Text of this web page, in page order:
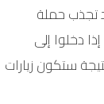
تجذب حملة
دخلوا إلى
ستكون زيارات